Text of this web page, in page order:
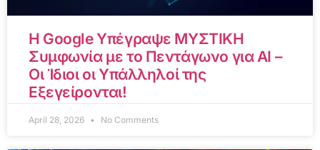
Η Google Υπέγραψε ΜΥΣΤΙΚΗ
Συμφωνία με το Πεντάγωνο για AI –
Οι Ίδιοι οι Υπάλληλοί της
Εξεγείρονται!
April 28, 2026 No Comments